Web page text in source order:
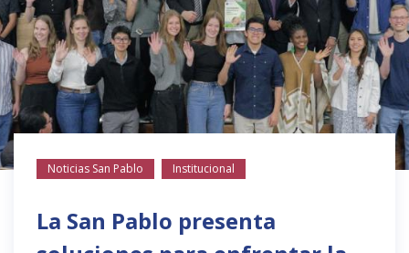
Noticias San Pablo Institucional
La San Pablo presenta